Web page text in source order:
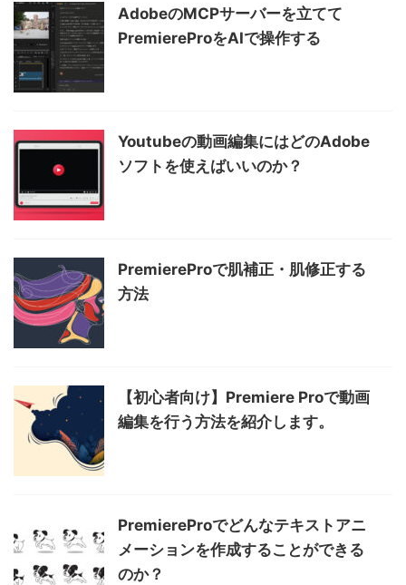
AdobeのMCPサーバーを立てて
PremiereProをAIで操作する
Youtubeの動画編集にはどのAdobe
ソフトを使えばいいのか？
PremiereProで肌補正・肌修正する
方法
【初心者向け】Premiere Proで動画
編集を行う方法を紹介します。
PremiereProでどんなテキストアニ
メーションを作成することができる
のか？